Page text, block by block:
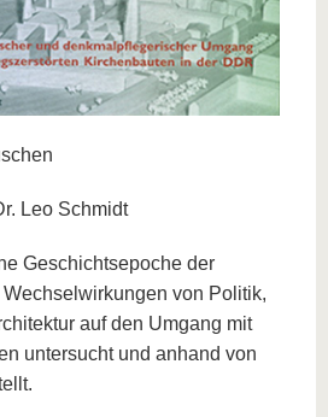
Leo Schmidt
Geschichtsepoche der
von Politik,
auf den Umgang mit
untersucht und anhand von